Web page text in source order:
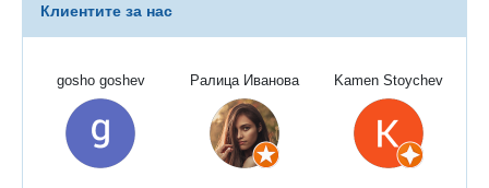
Клиентите за нас
gosho goshev Ралица Иванова Kamen Stoychev